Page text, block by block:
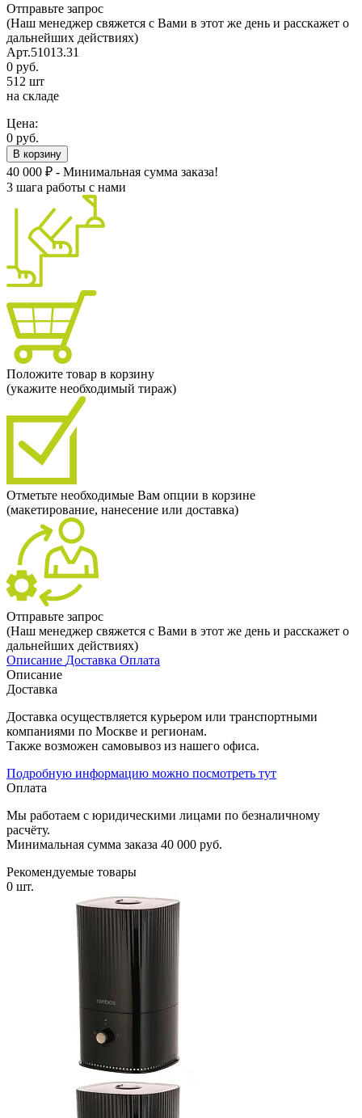
Отправьте запрос
(Наш менеджер свяжется с Вами в этот же день и расскажет о
дальнейших действиях)
Арт.51013.31
0 руб.
512 шт
на складе
Цена:
0 руб.
В корзину
40 000 ₽ - Минимальная сумма заказа!
3 шага работы с нами
Положите товар в корзину
(укажите необходимый тираж)
Отметьте необходимые Вам опции в корзине
(макетирование, нанесение или доставка)
Отправьте запрос
(Наш менеджер свяжется с Вами в этот же день и расскажет о
дальнейших действиях)
Описание Доставка Оплата
Описание
Доставка
Доставка осуществляется курьером или транспортными
компаниями по Москве и регионам.
Также возможен самовывоз из нашего офиса.
Подробную информацию можно посмотреть тут
Оплата
Мы работаем с юридическими лицами по безналичному
расчёту.
Минимальная сумма заказа 40 000 руб.
Рекомендуемые товары
0 шт.